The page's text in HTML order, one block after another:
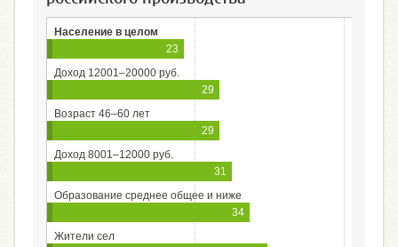
Население в целом
23
Доход 12001–20000 руб.
29
Возраст 46–60 лет
29
Доход 8001–12000 руб.
31
Образование среднее общее и ниже
34
Жители сел